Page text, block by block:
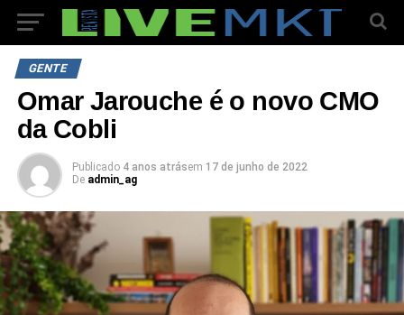
GENTE
Omar Jarouche é o novo CMO
da Cobli
Publicado 4 anos atrásem 17 de junho de 2022
De admin_ag